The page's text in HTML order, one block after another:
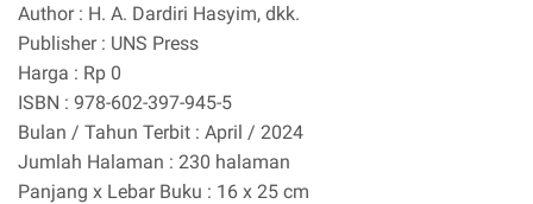
Author : H. A. Dardiri Hasyim, dkk.
Publisher : UNS Press
Harga : Rp 0
ISBN : 978-602-397-945-5
Bulan / Tahun Terbit : April / 2024
Jumlah Halaman : 230 halaman
Panjang x Lebar Buku : 16 x 25 cm